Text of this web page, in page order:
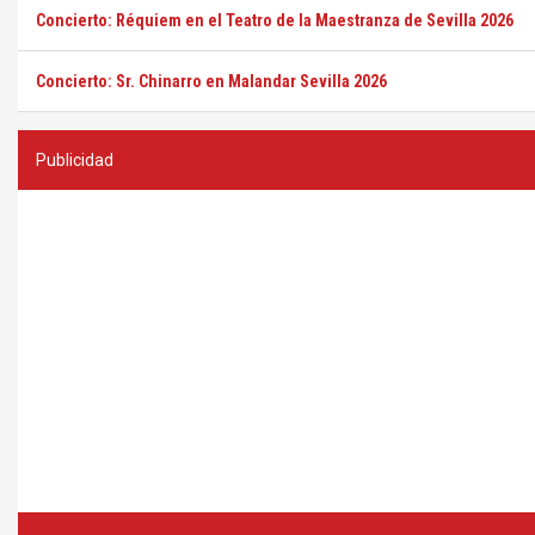
Concierto: Réquiem en el Teatro de la Maestranza de Sevilla 2026
Concierto: Sr. Chinarro en Malandar Sevilla 2026
Publicidad